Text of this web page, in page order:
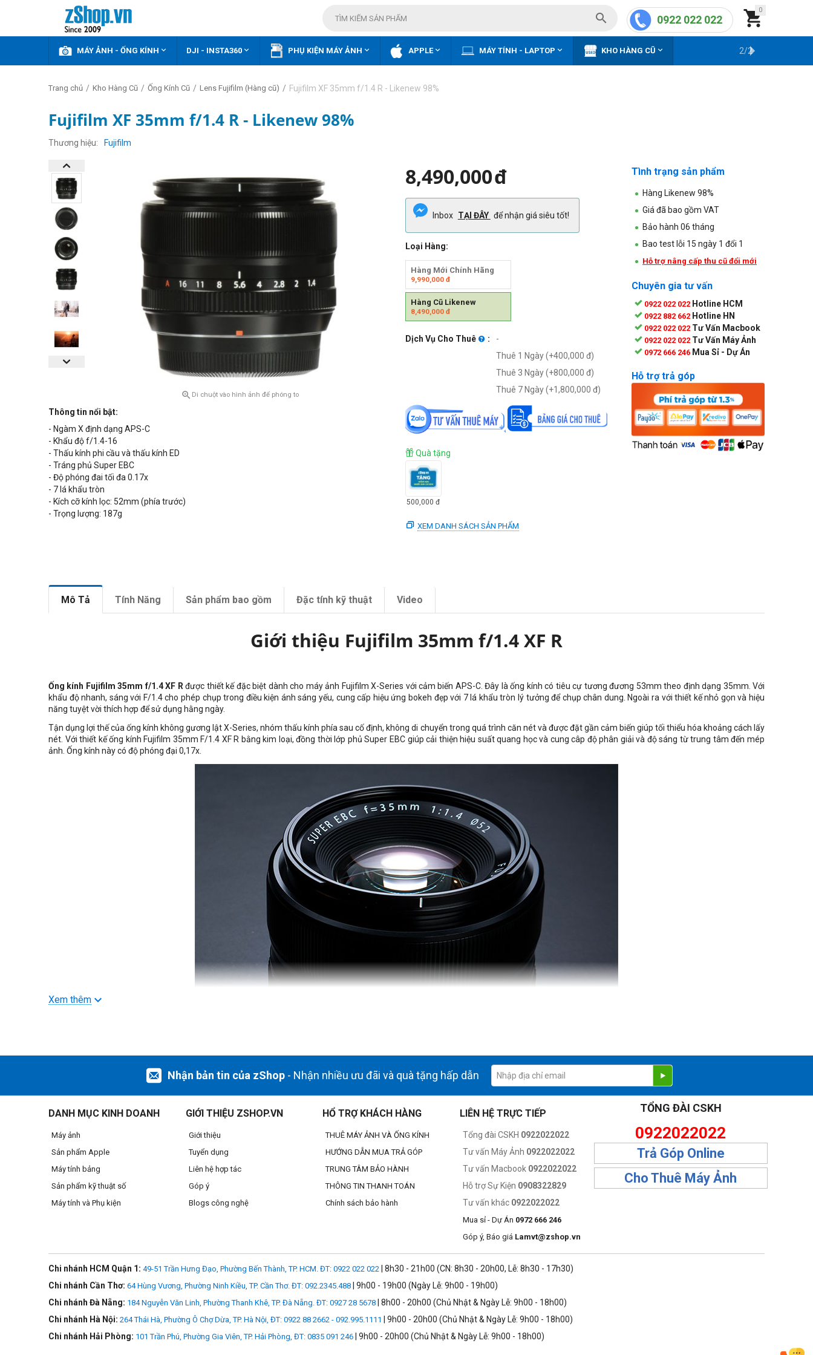
0

0922 022 022

KHUYẾN MÃI
MÁY ẢNH - ỐNG KÍNH  DJI - INSTA360  PHỤ KIỆN MÁY ẢNH  APPLE MÁY TÍNH - LAPTOP  KHO HÀNG CŨ  2/2
Trang chủ / Kho Hàng Cũ / Ống Kính Cũ / Lens Fujifilm (Hàng cũ) / Fujifilm XF 35mm f/1.4 R - Likenew 98%
Fujifilm XF 35mm f/1.4 R - Likenew 98%
Thương hiệu Fujifilm
 Di chuột vào hình ảnh để phóng to
Thông tin nổi bật:
- Ngàm X định dạng APS-C
- Khẩu độ f/1.4-16
- Thấu kính phi cầu và thấu kính ED
- Tráng phủ Super EBC
- Độ phóng đai tối đa 0.17x
- 7 lá khẩu tròn
- Kích cỡ kính lọc: 52mm (phía trước)
- Trọng lượng: 187g
8,490,000đ
Inbox TẠI ĐÂY để nhận giá siêu tốt!
Loại Hàng:
Hàng Mới Chính Hãng
9,990,000đ
Hàng Cũ Likenew
8,490,000đ
Dịch Vụ Cho Thuê :
-
Thuê 1 Ngày (+400,000 đ)
Thuê 3 Ngày (+800,000 đ)
Thuê 7 Ngày (+1,800,000 đ)
Quà tặng
500,000 đ
XEM DANH SÁCH SẢN PHẨM
Tình trạng sản phẩm
Hàng Likenew 98%
Giá đã bao gồm VAT
Bảo hành 06 tháng
Bao test lỗi 15 ngày 1 đổi 1
Hỗ trợ nâng cấp thu cũ đổi mới
Chuyên gia tư vấn
0922 022 022 Hotline HCM
0922 882 662 Hotline HN
0922 022 022 Tư Vấn Macbook
0922 022 022 Tư Vấn Máy Ảnh
0972 666 246 Mua Sỉ - Dự Án
Hỗ trợ trả góp
Mô Tả Tính Năng Sản phẩm bao gồm Đặc tính kỹ thuật Video
Giới thiệu Fujifilm 35mm f/1.4 XF R
Ống kính Fujifilm 35mm f/1.4 XF R được thiết kế đặc biệt dành cho máy ảnh Fujifilm X-Series với cảm biến APS-C. Đây là ống kính có tiêu cự tương đương 53mm theo định dạng 35mm. Với
khẩu độ nhanh, sáng với F/1.4 cho phép chụp trong điều kiện ánh sáng yếu, cung cấp hiệu ứng bokeh đẹp với 7 lá khẩu tròn lý tưởng để chụp chân dung. Ngoài ra với thiết kế nhỏ gọn và hiệu
năng tuyệt vời thích hợp để sử dụng hằng ngày.
Tận dụng lợi thế của ống kính không gương lật X-Series, nhóm thấu kính phía sau cố định, không di chuyển trong quá trình căn nét và được đặt gần cảm biến giúp tối thiểu hóa khoảng cách lấy
nét. Với thiết kế ống kính Fujifilm 35mm F/1.4 XF R bằng kim loại, đồng thời lớp phủ Super EBC giúp cải thiện hiệu suất quang học và cung câp độ phân giải và độ sáng từ trung tâm đến mép
ảnh. Ống kính này có độ phóng đại 0,17x.
>>> Xem thêm
Tính năng nổi bật
- Tiêu cự tương đương 53mm theo định dạng 35mm, khoảng cách lấy nét tối thiểu 28cm
- Thiết kế quang học gồm thấu kính phi cầu và thấu kính ED giúp giảm thiểu quang sai và hiện tượng field curvature
- Khẩu độ tối đa cực sáng F/1.4 cho phép chụp trong điều kiện ánh sáng yếu, lý tưởng để chụp chân dung, hiệu ứng xóa phông tự nhiên
- Độ phóng đại 0.17x
Ảnh mẫu chụp bằng ống kính
Xem thêm
Nhận bản tin của zShop - Nhận nhiều ưu đãi và quà tặng hấp dẫn
DANH MỤC KINH DOANH
Máy ảnh
Sản phẩm Apple
Máy tính bảng
Sản phẩm kỹ thuật số
Máy tính và Phụ kiện
GIỚI THIỆU ZSHOP.VN
Giới thiệu
Tuyển dụng
Liên hệ hợp tác
Góp ý
Blogs công nghệ
HỔ TRỢ KHÁCH HÀNG
THUÊ MÁY ẢNH VÀ ỐNG KÍNH
HƯỚNG DẪN MUA TRẢ GÓP
TRUNG TÂM BẢO HÀNH
THÔNG TIN THANH TOÁN
Chính sách bảo hành
LIÊN HỆ TRỰC TIẾP
Tổng đài CSKH 0922022022
Tư vấn Máy Ảnh 0922022022
Tư vấn Macbook 0922022022
Hỗ trợ Sự Kiện 0908322829
Tư vấn khác 0922022022
Mua sỉ - Dự Án 0972 666 246
Góp ý, Báo giá Lamvt@zshop.vn
TỔNG ĐÀI CSKH
0922022022
Trả Góp Online
Cho Thuê Máy Ảnh
Chi nhánh HCM Quận 1: 49-51 Trần Hưng Đạo, Phường Bến Thành, TP. HCM. ĐT: 0922 022 022 | 8h30 - 21h00 (CN: 8h30 - 20h00, Lễ: 8h30 - 17h30)
Chi nhánh Cần Thơ: 64 Hùng Vương, Phường Ninh Kiều, TP. Cần Thơ. ĐT: 092.2345.488 | 9h00 - 19h00 (Ngày Lễ: 9h00 - 19h00)
Chi nhánh Đà Nẵng: 184 Nguyễn Văn Linh, Phường Thanh Khê, TP. Đà Nẵng. ĐT: 0927 28 5678 | 8h00 - 20h00 (Chủ Nhật & Ngày Lễ: 9h00 - 18h00)
Chi nhánh Hà Nội: 264 Thái Hà, Phường Ô Chợ Dừa, TP. Hà Nội, ĐT: 0922 88 2662 - 092.995.1111
| 9h00 - 20h00 (Chủ Nhật & Ngày Lễ: 9h00 - 18h00)
Chi nhánh Hải Phòng: 101 Trần Phú, Phường Gia Viên, TP. Hải Phòng, ĐT: 0835 091 246 | 9h00 - 20h00 (Chủ Nhật & Ngày Lễ: 9h00 - 18h00)